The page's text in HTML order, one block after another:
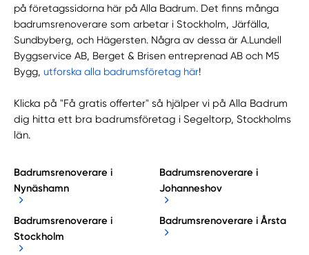
på företagssidorna här på Alla Badrum. Det finns många
badrumsrenoverare som arbetar i Stockholm, Järfälla,
Sundbyberg, och Hägersten. Några av dessa är A.Lundell
Byggservice AB, Berget & Brisen entreprenad AB och M5
Bygg,utforska alla badrumsföretag här!
Klicka på "Få gratis offerter" så hjälper vi på Alla Badrum
dig hitta ett bra badrumsföretag i Segeltorp, Stockholms
län.
Badrumsrenoverare i
Nynäshamn
Badrumsrenoverare i
Johanneshov
Badrumsrenoverare i
Stockholm
Badrumsrenoverare i Årsta